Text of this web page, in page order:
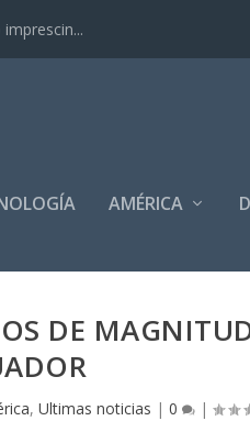
AMÉRICA
DE
, Ultimas noticias | 0 |